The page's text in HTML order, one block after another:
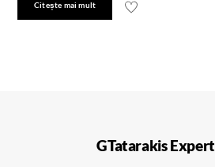
Citește mai mult
GTatarakis